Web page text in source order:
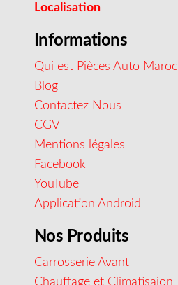
Localisation
Informations
Qui est Pièces Auto Maroc
Blog
Contactez Nous
CGV
Mentions légales
Facebook
YouTube
Application Android
Nos Produits
Carrosserie Avant
Chauffage et Climatisaion